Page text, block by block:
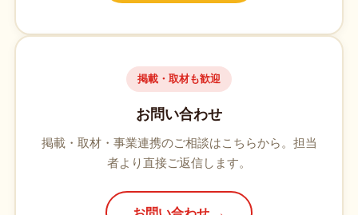
掲載・取材も歓迎
お問い合わせ
掲載・取材・事業連携のご相談はこちらから。担当
者より直接ご返信します。